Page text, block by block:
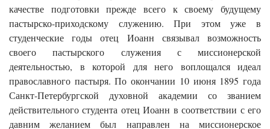
качестве подготовки прежде всего к своему будущему
пастырско-приходскому служению. При этом уже в
студенческие годы отец Иоанн связывал возможность
своего пастырского служения с миссионерской
деятельностью, в которой для него воплощался идеал
православного пастыря. По окончании 10 июня 1895 года
Санкт-Петербургской духовной академии со званием
действительного студента отец Иоанн в соответствии с его
давним желанием был направлен на миссионерское